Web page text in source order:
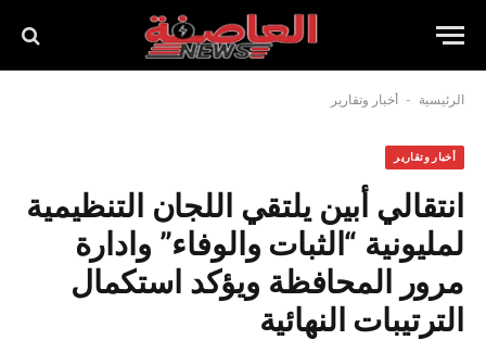
الرئيسية - أخبار وتقارير
أخبار وتقارير
انتقالي أبين يلتقي اللجان التنظيمية
لمليونية “الثبات والوفاء” وادارة
مرور المحافظة ويؤكد استكمال
الترتيبات النهائية